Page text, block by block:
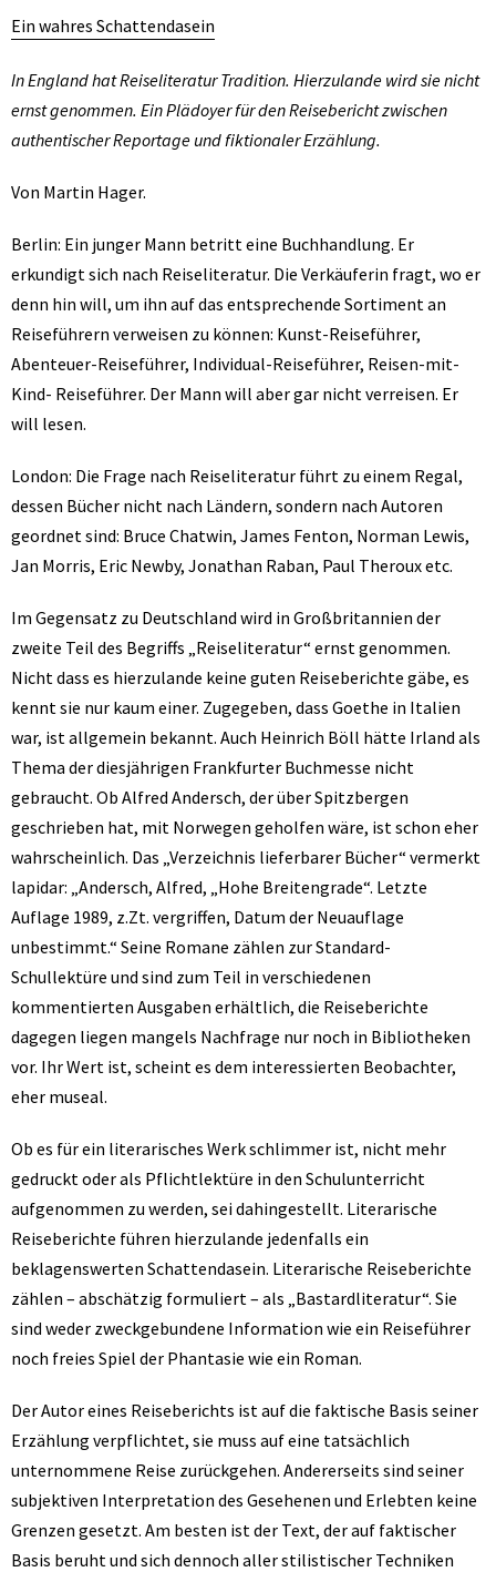
Ein wahres Schattendasein
In England hat Reiseliteratur Tradition. Hierzulande wird sie nicht
ernst genommen. Ein Plädoyer für den Reisebericht zwischen
authentischer Reportage und fiktionaler Erzählung.
Von Martin Hager.
Berlin: Ein junger Mann betritt eine Buchhandlung. Er
erkundigt sich nach Reiseliteratur. Die Verkäuferin fragt, wo er
denn hin will, um ihn auf das entsprechende Sortiment an
Reiseführern verweisen zu können: Kunst-Reiseführer,
Abenteuer-Reiseführer, Individual-Reiseführer, Reisen-mit-
Kind- Reiseführer. Der Mann will aber gar nicht verreisen. Er
will lesen.
London: Die Frage nach Reiseliteratur führt zu einem Regal,
dessen Bücher nicht nach Ländern, sondern nach Autoren
geordnet sind: Bruce Chatwin, James Fenton, Norman Lewis,
Jan Morris, Eric Newby, Jonathan Raban, Paul Theroux etc.
Im Gegensatz zu Deutschland wird in Großbritannien der
zweite Teil des Begriffs „Reiseliteratur“ ernst genommen.
Nicht dass es hierzulande keine guten Reiseberichte gäbe, es
kennt sie nur kaum einer. Zugegeben, dass Goethe in Italien
war, ist allgemein bekannt. Auch Heinrich Böll hätte Irland als
Thema der diesjährigen Frankfurter Buchmesse nicht
gebraucht. Ob Alfred Andersch, der über Spitzbergen
geschrieben hat, mit Norwegen geholfen wäre, ist schon eher
wahrscheinlich. Das „Verzeichnis lieferbarer Bücher“ vermerkt
lapidar: „Andersch, Alfred, „Hohe Breitengrade“. Letzte
Auflage 1989, z.Zt. vergriffen, Datum der Neuauflage
unbestimmt.“ Seine Romane zählen zur Standard-
Schullektüre und sind zum Teil in verschiedenen
kommentierten Ausgaben erhältlich, die Reiseberichte
dagegen liegen mangels Nachfrage nur noch in Bibliotheken
vor. Ihr Wert ist, scheint es dem interessierten Beobachter,
eher museal.
Ob es für ein literarisches Werk schlimmer ist, nicht mehr
gedruckt oder als Pflichtlektüre in den Schulunterricht
aufgenommen zu werden, sei dahingestellt. Literarische
Reiseberichte führen hierzulande jedenfalls ein
beklagenswerten Schattendasein. Literarische Reiseberichte
zählen – abschätzig formuliert – als „Bastardliteratur“. Sie
sind weder zweckgebundene Information wie ein Reiseführer
noch freies Spiel der Phantasie wie ein Roman.
Der Autor eines Reiseberichts ist auf die faktische Basis seiner
Erzählung verpflichtet, sie muss auf eine tatsächlich
unternommene Reise zurückgehen. Andererseits sind seiner
subjektiven Interpretation des Gesehenen und Erlebten keine
Grenzen gesetzt. Am besten ist der Text, der auf faktischer
Basis beruht und sich dennoch aller stilistischer Techniken